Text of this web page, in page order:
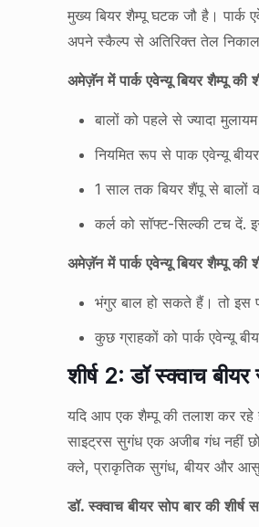
मुख्य बियर शैम्पू घटक जौ है। पार्क
अपने स्कैल्प से अतिरिक्त तेल
अमेज़ॅन में पार्क एवेन्यू बियर शैम्पू की
बालों को पहले से ज्यादा
नियमित रूप से पाक एवेन्यू
1 साल तक बियर शैंपू से बालों
कर्ल को सॉफ्ट-सिल्की टच दें.
अमेज़ॅन में पार्क एवेन्यू बियर शैम्पू की
भंगुर बाल हो सकते हैं। तो इस
कुछ ग्राहकों को पार्क एवेन्यू
शीर्ष 2: डॉ स्क्वाच बीयर
यदि आप एक शैम्पू की तलाश कर रहे
साइट्रस सुगंध एक अजीब गंध नहीं
क्ले, प्राकृतिक सुगंध, बीयर और
डॉ. स्क्वाच बीयर सोप बार की शीर्ष